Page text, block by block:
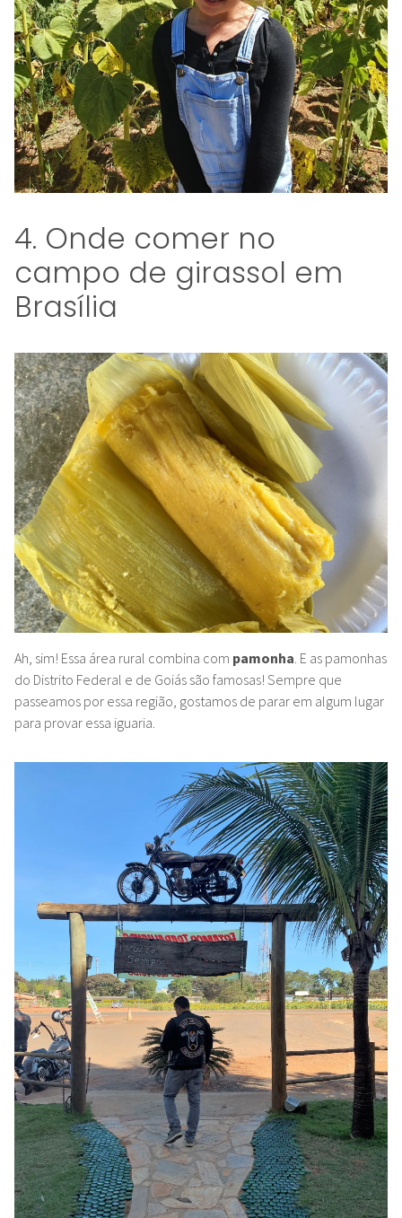
4. Onde comer no
campo de girassol em
Brasília
Ah, sim! Essa área rural combina com pamonha . E as pamonhas
do Distrito Federal e de Goiás são famosas! Sempre que
passeamos por essa região, gostamos de parar em algum lugar
para provar essa iguaria.